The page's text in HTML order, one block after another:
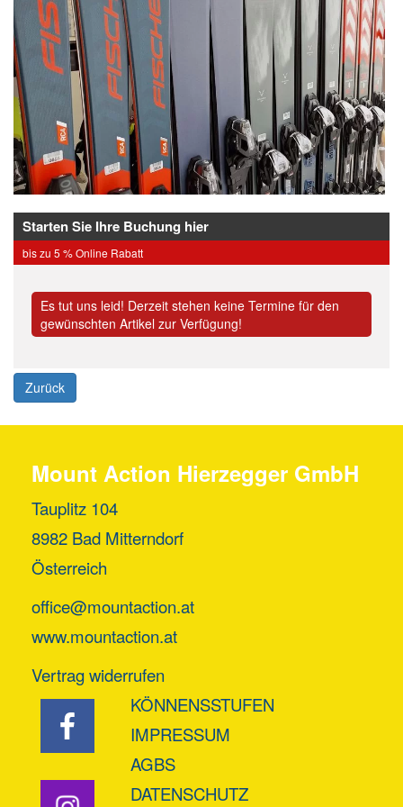
Starten Sie Ihre Buchung hier
bis zu 5 % Online Rabatt
Es tut uns leid! Derzeit stehen keine Termine für den
gewünschten Artikel zur Verfügung!
Zurück
Mount Action Hierzegger GmbH
Tauplitz 104
8982 Bad Mitterndorf
Österreich
office@mountaction.at
www.mountaction.at
Vertrag widerrufen
KÖNNENSSTUFEN
IMPRESSUM
AGBS
DATENSCHUTZ